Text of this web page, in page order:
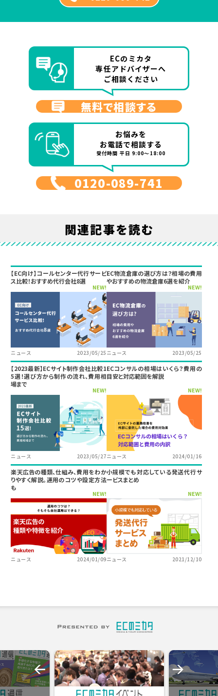
ECのミカタ
専任アドバイザーへ
ご相談ください
無料で相談する
お悩みを
お電話で相談する
受付時間 平日 9:00～18:00
0120-089-741
関連記事を読む
【EC向け】コールセンター代行サービ
ス比較！おすすめ代行会社8選
NEW!
ニュース 2023/05/25
EC物流倉庫の選び方は？相場の費用
やおすすめの物流倉庫6選を紹介
NEW!
ニュース 2023/05/25
【2023最新】ECサイト制作会社比較1
5選！選び方から制作の流れ、費用相
場まで
NEW!
ニュース 2023/05/27
ECコンサルの相場はいくら？費用の
目安と対応範囲を解説
NEW!
ニュース 2024/01/16
楽天広告の種類、仕組み、費用をわか
りやすく解説。運用のコツや設定方法
も
NEW!
ニュース 2024/01/09
小規模でも対応している発送代行サ
ービスまとめ
NEW!
ニュース 2021/12/10